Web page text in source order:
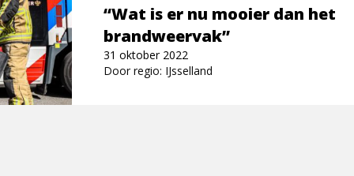
“Wat is er nu mooier dan het
brandweervak”
31 oktober 2022
Door regio: IJsselland